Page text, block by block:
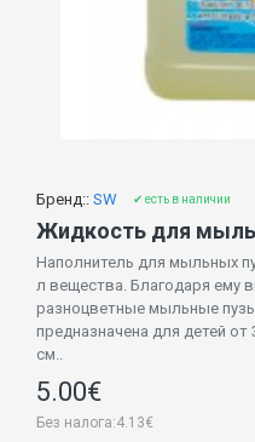
Бренд:: SW ✔ есть в наличии
Наполнитель для мыльных
л вещества. Благодаря ему
разноцветные мыльные
предназначена для детей от
см..
5.00€
Без налога:4.13€